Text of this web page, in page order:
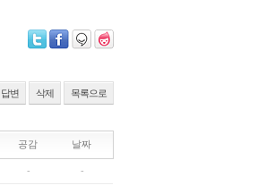
답변 삭제 목록으로